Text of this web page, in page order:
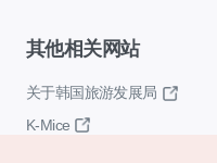
其他相关网站
关于韩国旅游发展局
K-Mice